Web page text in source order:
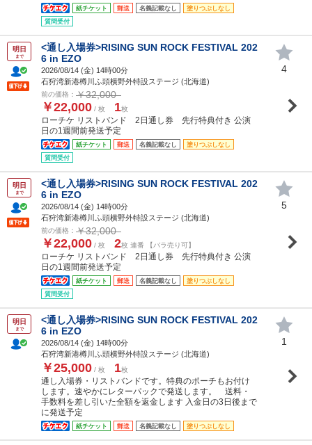
紙チケット 郵送 名義記載なし
塗りつぶしなし
質問受付
明日
まで
<通し入場券>RISING SUN ROCK FESTIVAL 202
6 in EZO
2026/08/14 (金) 14時00分
石狩湾新港樽川ふ頭横野外特設ステージ (北海道)
前の価格： ￥32,000
￥22,000 / 枚 1枚
ローチケ リストバンド 2日通し券 先行特典付き 公演
日の1週間前発送予定
紙チケット 郵送 名義記載なし
塗りつぶしなし
質問受付
4
明日
まで
<通し入場券>RISING SUN ROCK FESTIVAL 202
6 in EZO
2026/08/14 (金) 14時00分
石狩湾新港樽川ふ頭横野外特設ステージ (北海道)
前の価格： ￥32,000
￥22,000 / 枚 2枚 連番 【バラ売り可】
ローチケ リストバンド 2日通し券 先行特典付き 公演
日の1週間前発送予定
紙チケット 郵送 名義記載なし
塗りつぶしなし
質問受付
5
明日
まで
<通し入場券>RISING SUN ROCK FESTIVAL 202
6 in EZO
2026/08/14 (金) 14時00分
石狩湾新港樽川ふ頭横野外特設ステージ (北海道)
￥25,000 / 枚 1枚
通し入場券・リストバンドです。特典のポーチもお付け
します。速やかにレターパックで発送します。 送料・
手数料を差し引いた全額を返金します 入金日の3日後まで
に発送予定
紙チケット 郵送 名義記載なし 塗りつぶしなし
1